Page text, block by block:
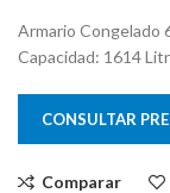
Armario Congelado
Capacidad: 1614
CONSULTAR
Comparar